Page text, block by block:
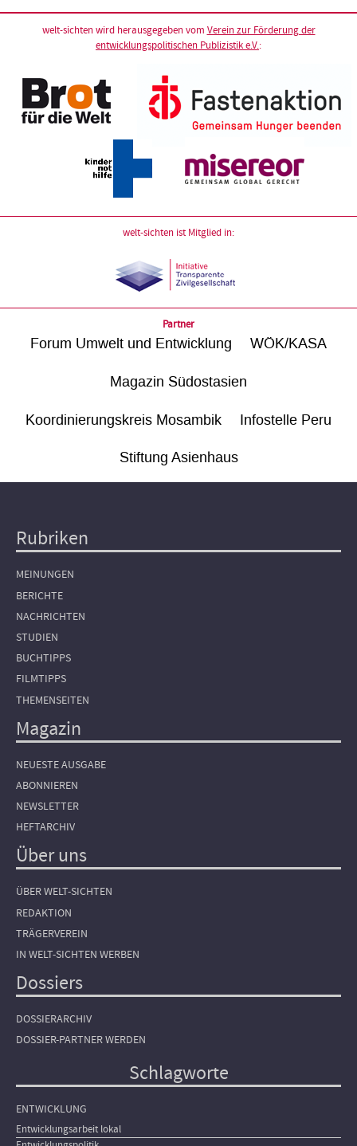
welt-sichten wird herausgegeben vom Verein zur Förderung der
entwicklungspolitischen Publizistik e.V.:
welt-sichten ist Mitglied in:
Partner
Forum Umwelt und Entwicklung WÖK/KASA
Magazin Südostasien
Koordinierungskreis Mosambik Infostelle Peru
Stiftung Asienhaus
Hauptnavigation
Rubriken
MEINUNGEN
BERICHTE
NACHRICHTEN
STUDIEN
BUCHTIPPS
FILMTIPPS
THEMENSEITEN
Magazin
NEUESTE AUSGABE
ABONNIEREN
NEWSLETTER
HEFTARCHIV
Über uns
ÜBER WELT-SICHTEN
REDAKTION
TRÄGERVEREIN
IN WELT-SICHTEN WERBEN
Dossiers
DOSSIERARCHIV
DOSSIER-PARTNER WERDEN
Schlagworte
ENTWICKLUNG
Entwicklungsarbeit lokal